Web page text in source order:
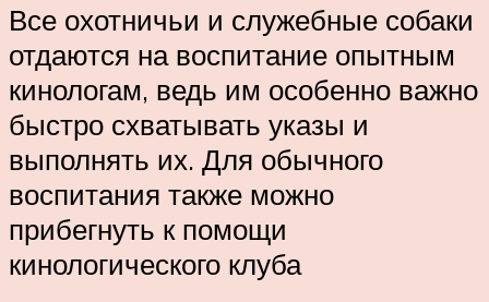
Все охотничьи и служебные собаки
отдаются на воспитание опытным
кинологам, ведь им особенно важно
быстро схватывать указы и
выполнять их. Для обычного
воспитания также можно
прибегнуть к помощи
кинологического клуба